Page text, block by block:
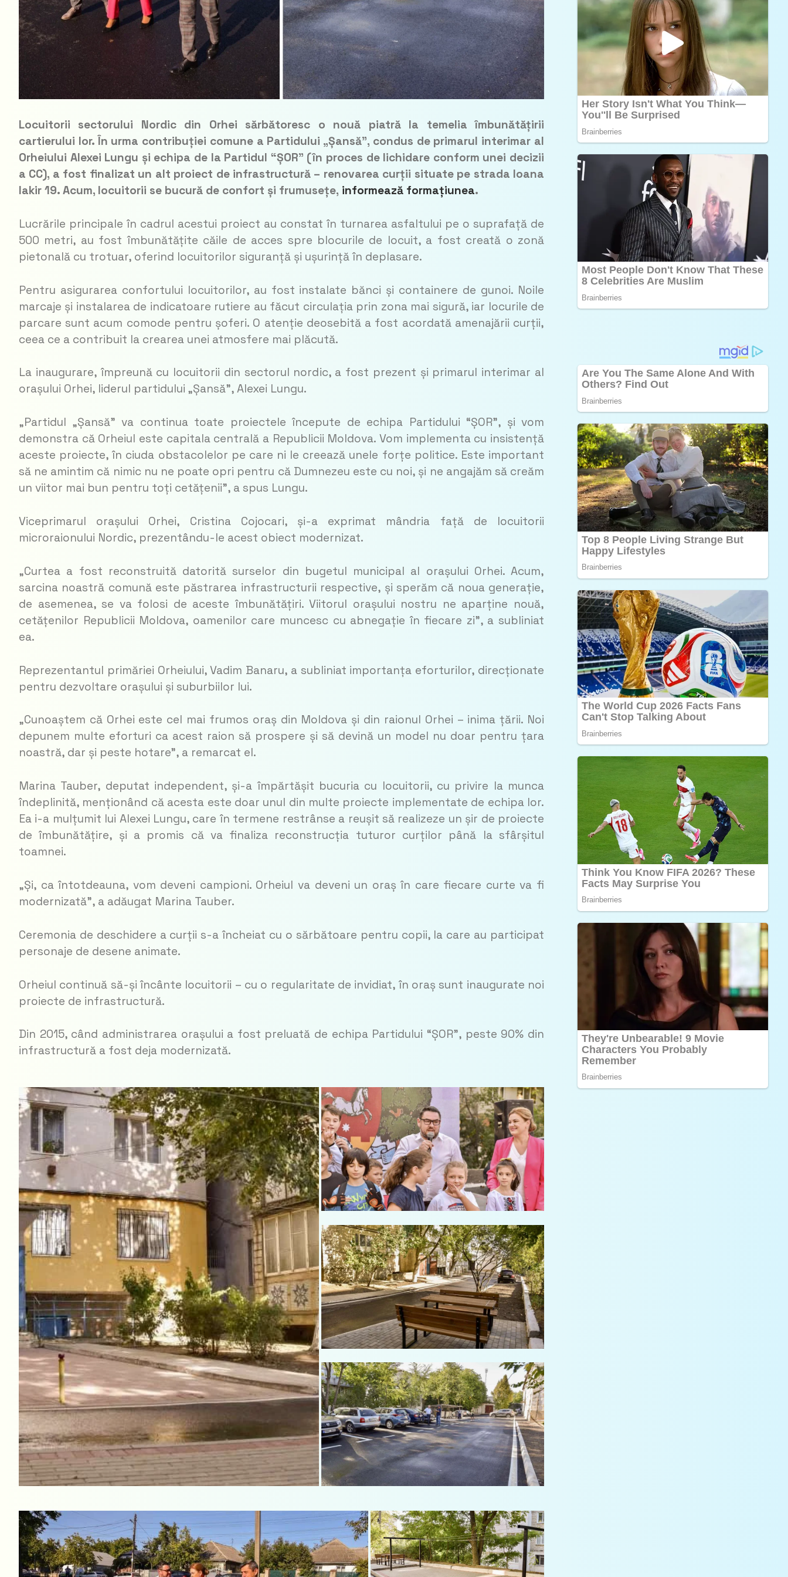
Locuitorii sectorului Nordic din Orhei sărbătoresc o nouă piatră la temelia îmbunătățirii
cartierului lor. În urma contribuției comune a Partidului „Șansă”, condus de primarul interimar al
Orheiului Alexei Lungu și echipa de la Partidul “ȘOR” (în proces de lichidare conform unei decizii
a CC), a fost finalizat un alt proiect de infrastructură – renovarea curții situate pe strada Ioana
Iakir 19. Acum, locuitorii se bucură de confort și frumusețe, informează formațiunea.
Lucrările principale în cadrul acestui proiect au constat în turnarea asfaltului pe o suprafață de
500 metri, au fost îmbunătățite căile de acces spre blocurile de locuit, a fost creată o zonă
pietonală cu trotuar, oferind locuitorilor siguranță și ușurință în deplasare.
Pentru asigurarea confortului locuitorilor, au fost instalate bănci și containere de gunoi. Noile
marcaje și instalarea de indicatoare rutiere au făcut circulația prin zona mai sigură, iar locurile de
parcare sunt acum comode pentru șoferi. O atenție deosebită a fost acordată amenajării curții,
ceea ce a contribuit la crearea unei atmosfere mai plăcută.
La inaugurare, împreună cu locuitorii din sectorul nordic, a fost prezent și primarul interimar al
orașului Orhei, liderul partidului „Șansă”, Alexei Lungu.
„Partidul „Șansă” va continua toate proiectele începute de echipa Partidului “ȘOR”, și vom
demonstra că Orheiul este capitala centrală a Republicii Moldova. Vom implementa cu insistență
aceste proiecte, în ciuda obstacolelor pe care ni le creează unele forțe politice. Este important
să ne amintim că nimic nu ne poate opri pentru că Dumnezeu este cu noi, și ne angajăm să creăm
un viitor mai bun pentru toți cetățenii”, a spus Lungu.
Viceprimarul orașului Orhei, Cristina Cojocari, și-a exprimat mândria față de locuitorii
microraionului Nordic, prezentându-le acest obiect modernizat.
„Curtea a fost reconstruită datorită surselor din bugetul municipal al orașului Orhei. Acum,
sarcina noastră comună este păstrarea infrastructurii respective, și sperăm că noua generație,
de asemenea, se va folosi de aceste îmbunătățiri. Viitorul orașului nostru ne aparține nouă,
cetățenilor Republicii Moldova, oamenilor care muncesc cu abnegație în fiecare zi”, a subliniat
ea.
Reprezentantul primăriei Orheiului, Vadim Banaru, a subliniat importanța eforturilor, direcționate
pentru dezvoltare orașului și suburbiilor lui.
„Cunoaștem că Orhei este cel mai frumos oraș din Moldova și din raionul Orhei – inima țării. Noi
depunem multe eforturi ca acest raion să prospere și să devină un model nu doar pentru țara
noastră, dar și peste hotare”, a remarcat el.
Marina Tauber, deputat independent, și-a împărtășit bucuria cu locuitorii, cu privire la munca
îndeplinită, menționând că acesta este doar unul din multe proiecte implementate de echipa lor.
Ea i-a mulțumit lui Alexei Lungu, care în termene restrânse a reușit să realizeze un șir de proiecte
de îmbunătățire, și a promis că va finaliza reconstrucția tuturor curților până la sfârșitul
toamnei.
„Și, ca întotdeauna, vom deveni campioni. Orheiul va deveni un oraș în care fiecare curte va fi
modernizată”, a adăugat Marina Tauber.
Ceremonia de deschidere a curții s-a încheiat cu o sărbătoare pentru copii, la care au participat
personaje de desene animate.
Orheiul continuă să-și încânte locuitorii – cu o regularitate de invidiat, în oraș sunt inaugurate noi
proiecte de infrastructură.
Din 2015, când administrarea orașului a fost preluată de echipa Partidului “ȘOR”, peste 90% din
infrastructură a fost deja modernizată.